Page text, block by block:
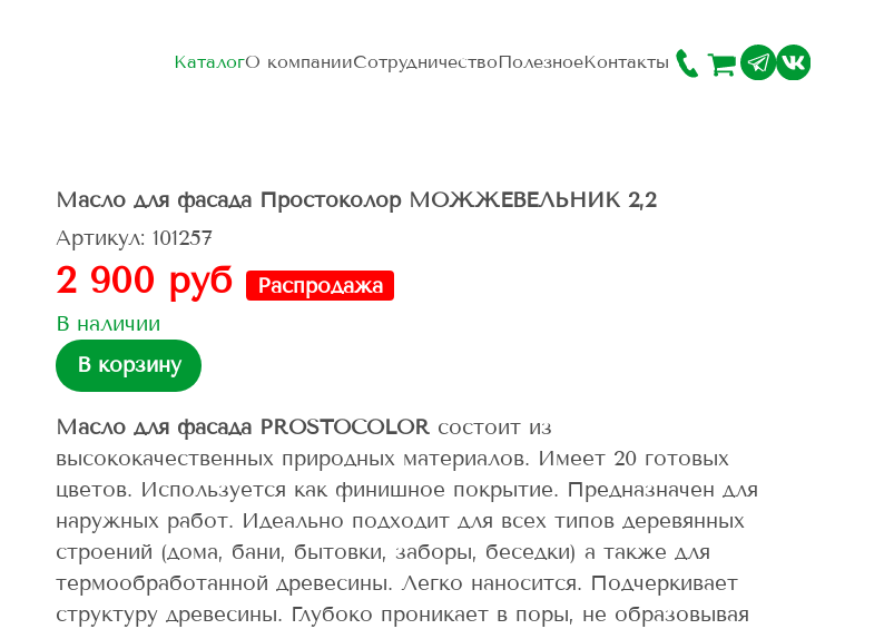
КаталогО компанииСотрудничествоПолезноеКонтакты
Масло для фасада Простоколор МОЖЖЕВЕЛЬНИК 2,2
Артикул: 101257
2 900 руб
Распродажа
В наличии
В корзину
Масло для фасада PROSTOCOLOR состоит из
высококачественных природных материалов. Имеет 20 готовых
цветов. Используется как финишное покрытие. Предназначен для
наружных работ. Идеально подходит для всех типов деревянных
строений (дома, бани, бытовки, заборы, беседки) а также для
термообработанной древесины. Легко наносится. Подчеркивает
структуру древесины. Глубоко проникает в поры, не образовывая